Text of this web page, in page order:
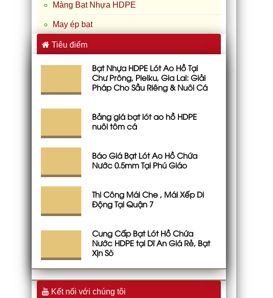
Màng Bạt Nhựa HDPE
May ép bạt
Tiêu điểm
Bạt Nhựa HDPE Lót Ao Hồ Tại
Chư Prông, Pleiku, Gia Lai: Giải
Pháp Cho Sầu Riêng & Nuôi Cá
Bảng giá bạt lót ao hồ HDPE
nuôi tôm cá
Báo Giá Bạt Lót Ao Hồ Chứa
Nước 0.5mm Tại Phú Giáo
Thi Công Mái Che , Mái Xếp Di
Động Tại Quận 7
Cung Cấp Bạt Lót Hồ Chứa
Nước HDPE tại Dĩ An Giá Rẻ, Bạt
Xịn Sò
Kết nối với chúng tôi